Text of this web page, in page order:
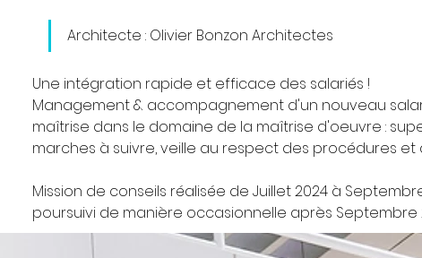
Architecte : Olivier Bonzon Architectes
Une intégration rapide et efficace des salariés !
Management & accompagnement d'un nouveau
maîtrise dans le domaine de la maîtrise d'oeuvre :
marches à suivre, veille au respect des procédures et
Mission de conseils réalisée de Juillet 2024 à
poursuivi de manière occasionnelle après Septembre